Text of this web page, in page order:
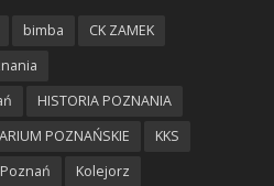
bimba
CK ZAMEK
HISTORIA POZNANIA
POZNAŃSKIE
KKS
Kolejorz